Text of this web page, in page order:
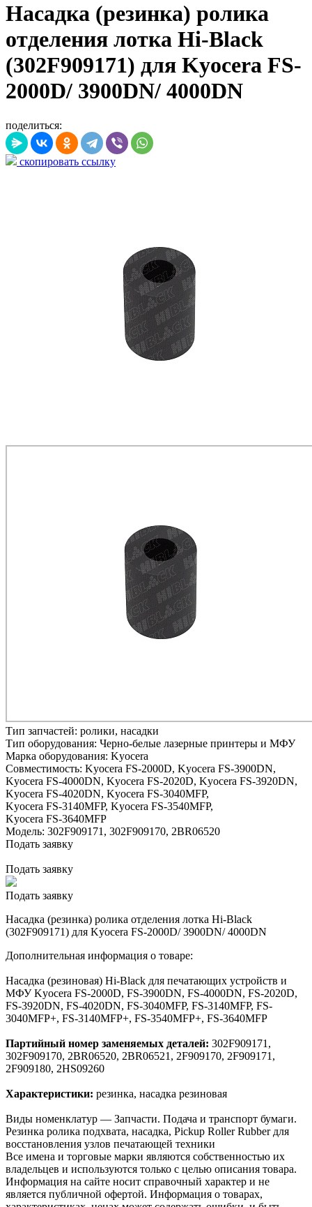
Насадка (резинка) ролика
отделения лотка Hi-Black
(302F909171) для Kyocera FS-
2000D/ 3900DN/ 4000DN
поделиться:
скопировать ссылку
Тип запчастей: ролики, насадки
Тип оборудования: Черно-белые лазерные принтеры и МФУ
Марка оборудования: Kyocera
Совместимость: Kyocera FS-2000D, Kyocera FS-3900DN,
Kyocera FS-4000DN, Kyocera FS-2020D, Kyocera FS-3920DN,
Kyocera FS-4020DN, Kyocera FS-3040MFP,
Kyocera FS-3140MFP, Kyocera FS-3540MFP,
Kyocera FS-3640MFP
Модель: 302F909171, 302F909170, 2BR06520
Подать заявку
Подать заявку
Подать заявку
Насадка (резинка) ролика отделения лотка Hi-Black
(302F909171) для Kyocera FS-2000D/ 3900DN/ 4000DN
Дополнительная информация о товаре:
Насадка (резиновая) Hi-Black для печатающих устройств и
МФУ Kyocera FS-2000D, FS-3900DN, FS-4000DN, FS-2020D,
FS-3920DN, FS-4020DN, FS-3040MFP, FS-3140MFP, FS-
3040MFP+, FS-3140MFP+, FS-3540MFP+, FS-3640MFP
Партийный номер заменяемых деталей: 302F909171,
302F909170, 2BR06520, 2BR06521, 2F909170, 2F909171,
2F909180, 2HS09260
Характеристики: резинка, насадка резиновая
Виды номенклатур — Запчасти. Подача и транспорт бумаги.
Резинка ролика подхвата, насадка, Pickup Roller Rubber для
восстановления узлов печатающей техники
Все имена и торговые марки являются собственностью их
владельцев и используются только с целью описания товара.
Информация на сайте носит справочный характер и не
является публичной офертой. Информация о товарах,